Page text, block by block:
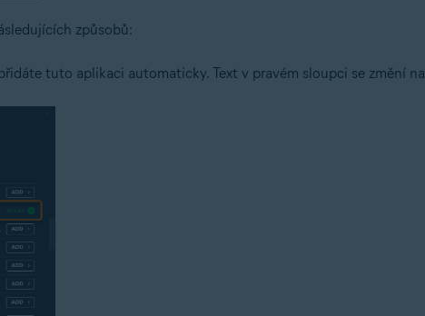
způsobů:
tuto aplikaci automaticky. Text v pravém sloupci se změní na